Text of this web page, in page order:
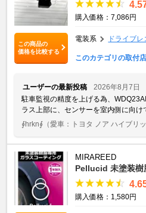
この商品の
価格を比較する
購入価格：7,086円
電装系 ドライブ
このカテゴリの取付
ユーザーの最新投稿
2026年8月7日
駐車監視の精度を上げる為、
ラス上部に、センサーを室内側に向け
∮hrkn∮ （愛車：トヨタ ノア ハイブリッ
MIRAREED
Pellucid 未塗装樹
購入価格：1,580円